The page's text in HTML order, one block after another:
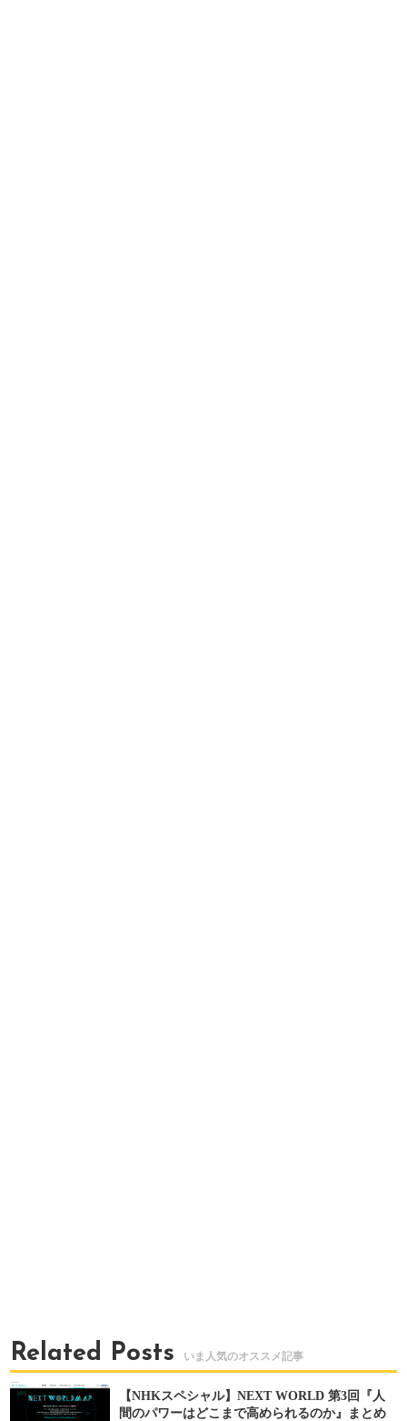
Related Posts
【NHKスペシャル】NEXT WORLD 第3回『人
間のパワーはどこまで高められるのか』まとめ